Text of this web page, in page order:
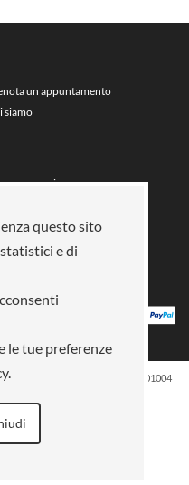
un appuntamento
siamo
con noi
cookies
Roma (RM) - 00185 VAT: 13759001004
questo sito
e di
le tue preferenze